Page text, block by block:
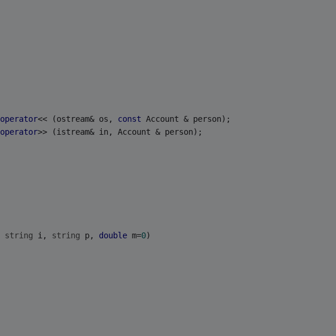
operator<< (ostream& os, const Account & person);
operator>> (istream& in, Account & person);
string i, string p, double m=0)